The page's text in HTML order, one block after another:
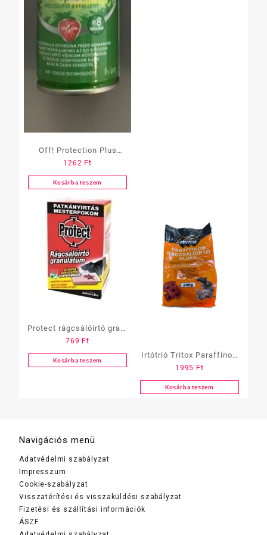
Off! Protection Plus
száraz aerosol
1262 Ft
Kosárba teszem
Protect rágcsálóirtó gran.
150 gramm
769 Ft
Kosárba teszem
Irtótrió Tritox Paraffinos
rágcsálóirtó blokk 300gr
1995 Ft
Kosárba teszem
Navigációs menü
Adatvédelmi szabályzat
Impresszum
Cookie-szabályzat
Visszatérítési és visszaküldési szabályzat
Fizetési és szállítási információk
ÁSZF